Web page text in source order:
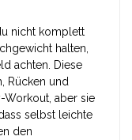
nicht komplett
halten,
achten. Diese
Rücken und
Workout, aber sie
selbst leichte
den